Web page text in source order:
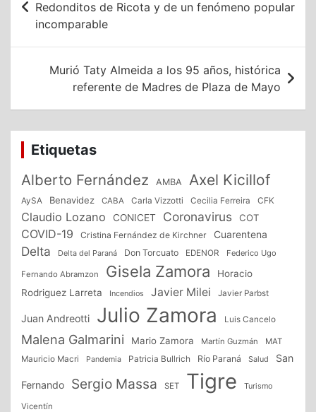
de
entradas
Redonditos de Ricota y de un fenómeno popular
incomparable
Murió Taty Almeida a los 95 años, histórica
referente de Madres de Plaza de Mayo
Etiquetas
Alberto Fernández AMBA Axel Kicillof
AySA Benavidez CABA Carla Vizzotti Cecilia Ferreira CFK
Claudio Lozano CONICET Coronavirus COT
COVID-19 Cristina Fernández de Kirchner Cuarentena
Delta Delta del Paraná Don Torcuato EDENOR Federico Ugo
Fernando Abramzon Gisela Zamora
Horacio
Rodriguez Larreta
Incendios Javier Milei Javier Parbst
Juan Andreotti Julio Zamora Luis Cancelo
Malena Galmarini Mario Zamora Martín Guzmán
MAT
Mauricio Macri
Pandemia Patricia Bullrich Río Paraná Salud San
Fernando Sergio Massa SET Tigre Turismo
Vicentín